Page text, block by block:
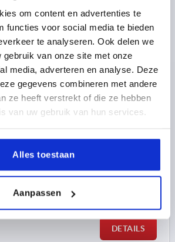
om content en advertenties te
functies voor social media te bieden
te analyseren. Ook delen we
gebruik van onze site met onze
media, adverteren en analyse. Deze
gegevens combineren met andere
ze heeft verstrekt of die ze hebben
van uw gebruik van hun services.
Alles toestaan
Aanpassen
BIJ VIERKANTE BUIZEN=30 X 30 X 2
DETAILS